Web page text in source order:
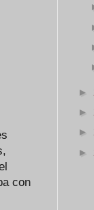
con
►
►
►
►